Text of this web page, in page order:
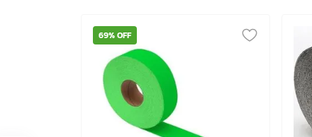
69%OFF